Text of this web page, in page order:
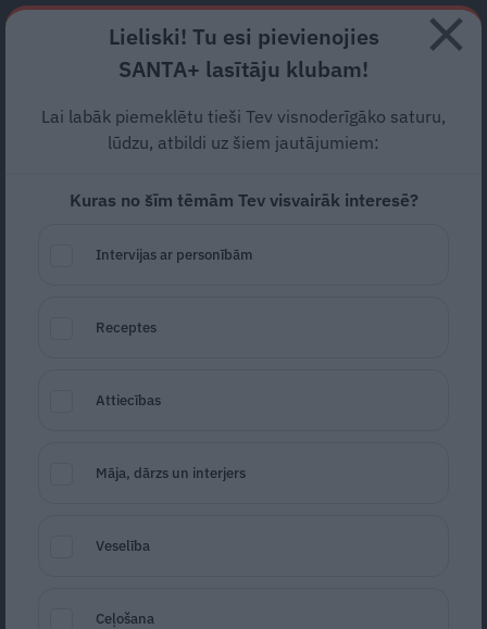
Abonē
«Ar teātri esam vienojušies…» Kā tagad
mainīsies Agneses Vārpiņas ikdiena
Lieliski! Tu esi pievienojies
SANTA+ lasītāju klubam!
Lai labāk piemeklētu tieši Tev visnoderīgāko saturu,
lūdzu, atbildi uz šiem jautājumiem:
Kuras no šīm tēmām Tev visvairāk interesē?
Intervijas ar personībām
Receptes
Attiecības
Māja, dārzs un interjers
Veselība
Ceļošana